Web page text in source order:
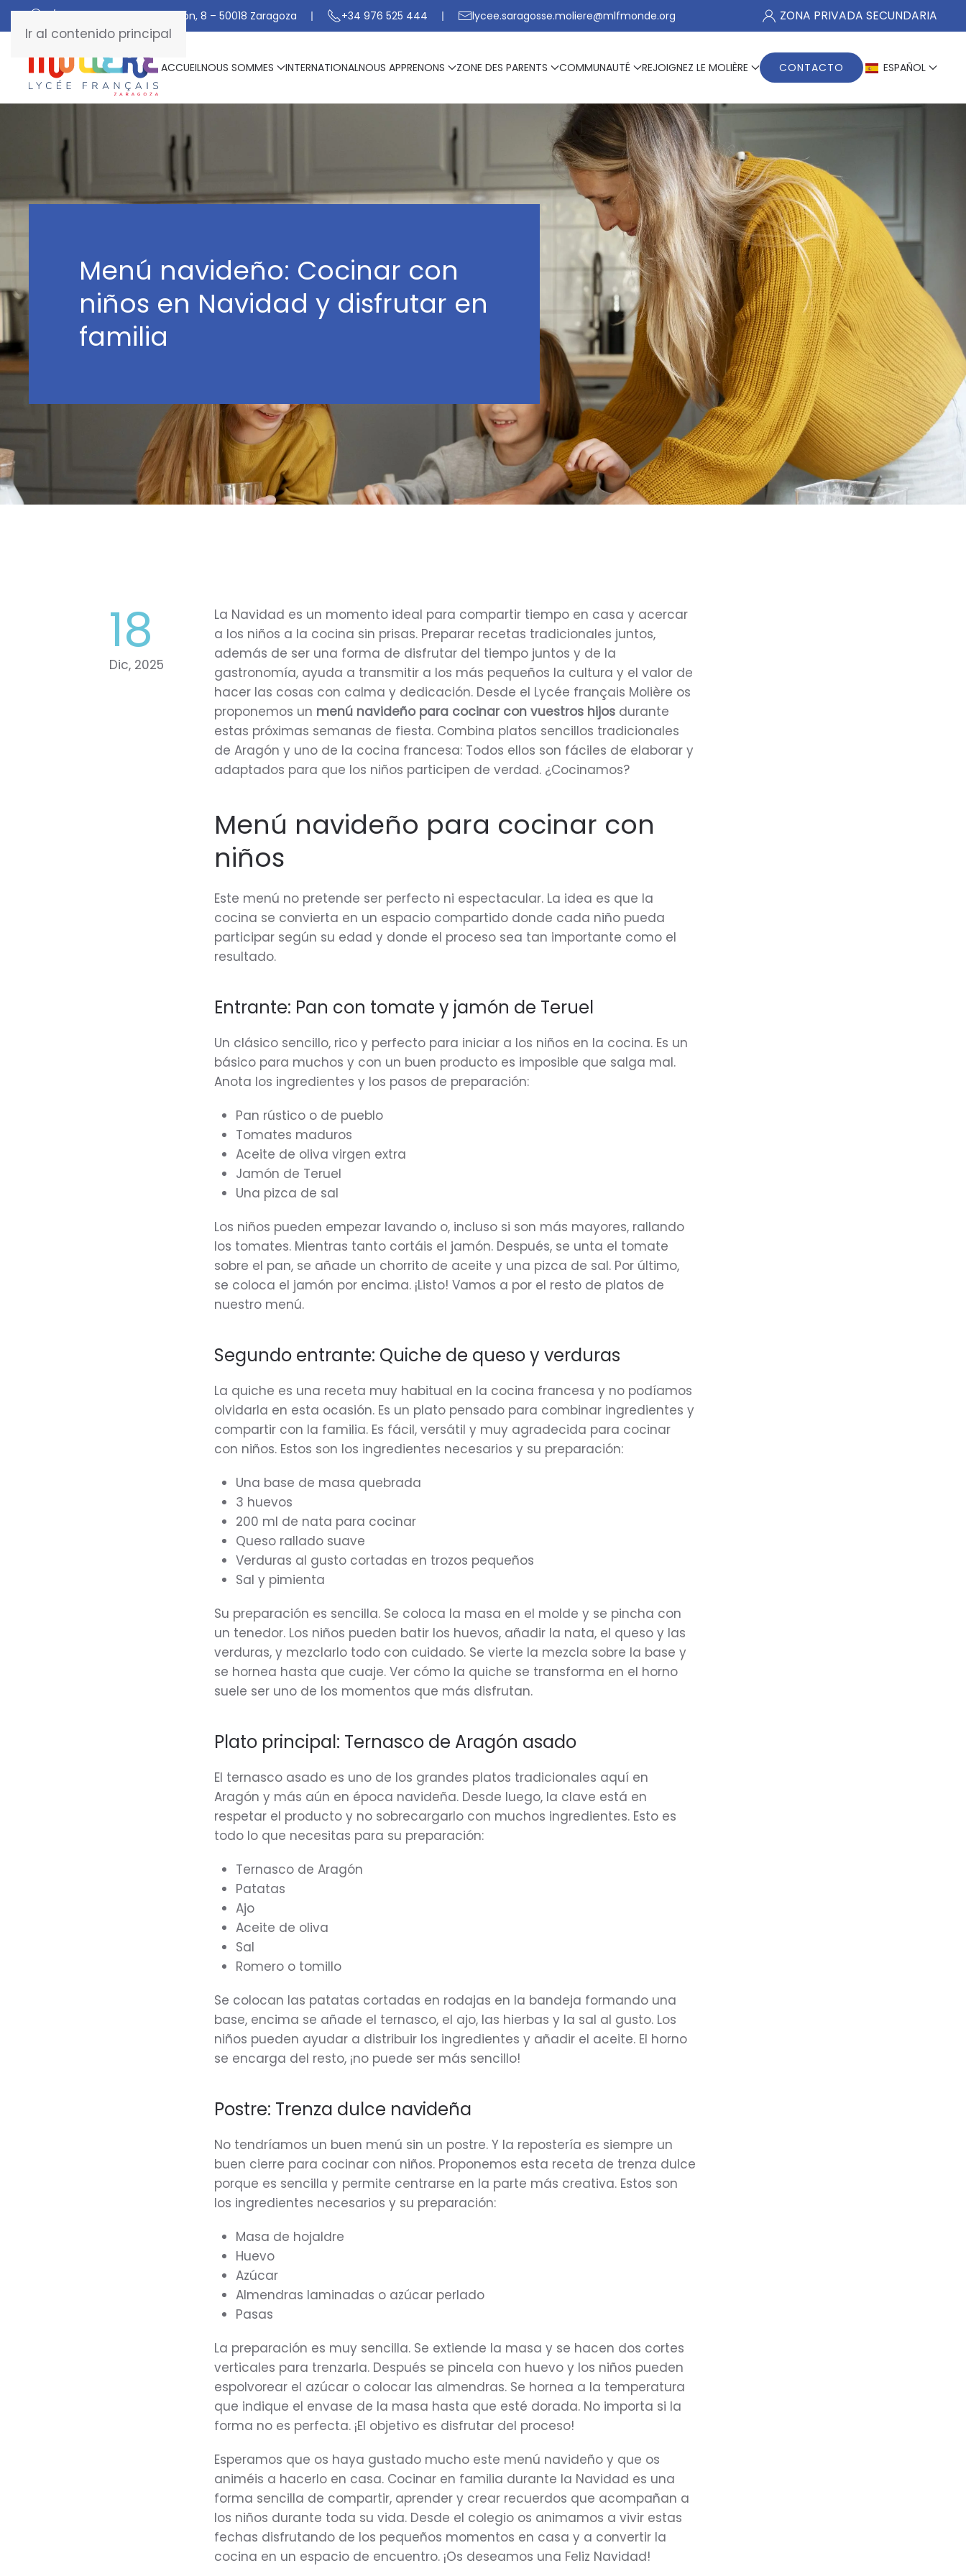
Ir al contenido principal
C/ De Manuel Marraco Ramón, 8 – 50018 Zaragoza +34 976 525 444 lycee.saragosse.moliere@mlfmonde.org ZONA PRIVADA SECUNDARIA
ACCUEILNOUS SOMMES INTERNATIONALNOUS APPRENONS ZONE DES PARENTS COMMUNAUTÉ REJOIGNEZ LE MOLIÈRE CONTACTO ESPAÑOL
Menú navideño: Cocinar con
niños en Navidad y disfrutar en
familia
18
Dic, 2025
La Navidad es un momento ideal para compartir tiempo en casa y acercar
a los niños a la cocina sin prisas. Preparar recetas tradicionales juntos,
además de ser una forma de disfrutar del tiempo juntos y de la
gastronomía, ayuda a transmitir a los más pequeños la cultura y el valor de
hacer las cosas con calma y dedicación. Desde el Lycée français Molière os
proponemos un menú navideño para cocinar con vuestros hijos durante
estas próximas semanas de fiesta. Combina platos sencillos tradicionales
de Aragón y uno de la cocina francesa: Todos ellos son fáciles de elaborar y
adaptados para que los niños participen de verdad. ¿Cocinamos?
Menú navideño para cocinar con
niños
Este menú no pretende ser perfecto ni espectacular. La idea es que la
cocina se convierta en un espacio compartido donde cada niño pueda
participar según su edad y donde el proceso sea tan importante como el
resultado.
Entrante: Pan con tomate y jamón de Teruel
Un clásico sencillo, rico y perfecto para iniciar a los niños en la cocina. Es un
básico para muchos y con un buen producto es imposible que salga mal.
Anota los ingredientes y los pasos de preparación:
Pan rústico o de pueblo
Tomates maduros
Aceite de oliva virgen extra
Jamón de Teruel
Una pizca de sal
Los niños pueden empezar lavando o, incluso si son más mayores, rallando
los tomates. Mientras tanto cortáis el jamón. Después, se unta el tomate
sobre el pan, se añade un chorrito de aceite y una pizca de sal. Por último,
se coloca el jamón por encima. ¡Listo! Vamos a por el resto de platos de
nuestro menú.
Segundo entrante: Quiche de queso y verduras
La quiche es una receta muy habitual en la cocina francesa y no podíamos
olvidarla en esta ocasión. Es un plato pensado para combinar ingredientes y
compartir con la familia. Es fácil, versátil y muy agradecida para cocinar
con niños. Estos son los ingredientes necesarios y su preparación:
Una base de masa quebrada
3 huevos
200 ml de nata para cocinar
Queso rallado suave
Verduras al gusto cortadas en trozos pequeños
Sal y pimienta
Su preparación es sencilla. Se coloca la masa en el molde y se pincha con
un tenedor. Los niños pueden batir los huevos, añadir la nata, el queso y las
verduras, y mezclarlo todo con cuidado. Se vierte la mezcla sobre la base y
se hornea hasta que cuaje. Ver cómo la quiche se transforma en el horno
suele ser uno de los momentos que más disfrutan.
Plato principal: Ternasco de Aragón asado
El ternasco asado es uno de los grandes platos tradicionales aquí en
Aragón y más aún en época navideña. Desde luego, la clave está en
respetar el producto y no sobrecargarlo con muchos ingredientes. Esto es
todo lo que necesitas para su preparación:
Ternasco de Aragón
Patatas
Ajo
Aceite de oliva
Sal
Romero o tomillo
Se colocan las patatas cortadas en rodajas en la bandeja formando una
base, encima se añade el ternasco, el ajo, las hierbas y la sal al gusto. Los
niños pueden ayudar a distribuir los ingredientes y añadir el aceite. El horno
se encarga del resto, ¡no puede ser más sencillo!
Postre: Trenza dulce navideña
No tendríamos un buen menú sin un postre. Y la repostería es siempre un
buen cierre para cocinar con niños. Proponemos esta receta de trenza dulce
porque es sencilla y permite centrarse en la parte más creativa. Estos son
los ingredientes necesarios y su preparación:
Masa de hojaldre
Huevo
Azúcar
Almendras laminadas o azúcar perlado
Pasas
La preparación es muy sencilla. Se extiende la masa y se hacen dos cortes
verticales para trenzarla. Después se pincela con huevo y los niños pueden
espolvorear el azúcar o colocar las almendras. Se hornea a la temperatura
que indique el envase de la masa hasta que esté dorada. No importa si la
forma no es perfecta. ¡El objetivo es disfrutar del proceso!
Esperamos que os haya gustado mucho este menú navideño y que os
animéis a hacerlo en casa. Cocinar en familia durante la Navidad es una
forma sencilla de compartir, aprender y crear recuerdos que acompañan a
los niños durante toda su vida. Desde el colegio os animamos a vivir estas
fechas disfrutando de los pequeños momentos en casa y a convertir la
cocina en un espacio de encuentro. ¡Os deseamos una Feliz Navidad!